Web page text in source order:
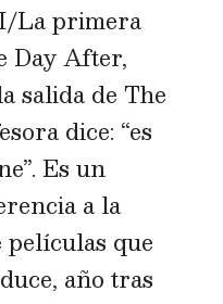
La primera
Day After,
salida de The
dice: “es
Es un
a la
que
año tras